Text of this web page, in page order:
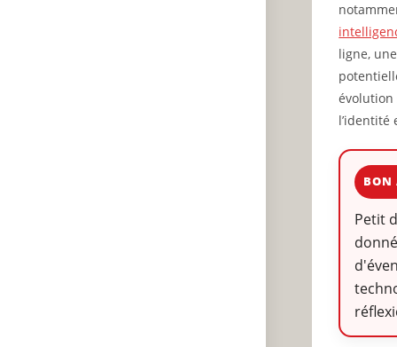
ligne,
évolution
l’identité
BON
Petit